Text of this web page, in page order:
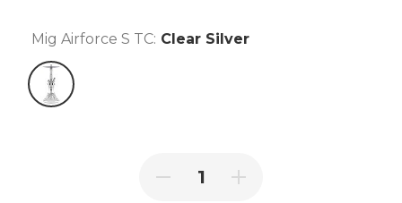
Mig Airforce S TC: Clear Silver
Clear Silver